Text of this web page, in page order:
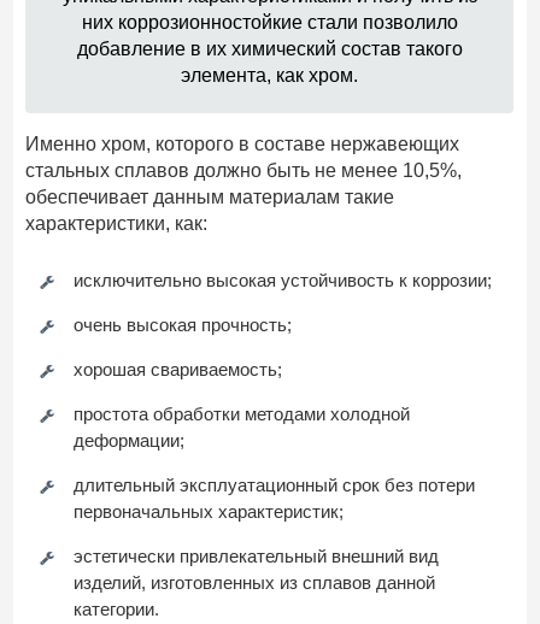
них коррозионностойкие стали позволило
добавление в их химический состав такого
элемента, как хром.
Именно хром, которого в составе нержавеющих
стальных сплавов должно быть не менее 10,5%,
обеспечивает данным материалам такие
характеристики, как:
исключительно высокая устойчивость к коррозии;
очень высокая прочность;
хорошая свариваемость;
простота обработки методами холодной
деформации;
длительный эксплуатационный срок без потери
первоначальных характеристик;
эстетически привлекательный внешний вид
изделий, изготовленных из сплавов данной
категории.